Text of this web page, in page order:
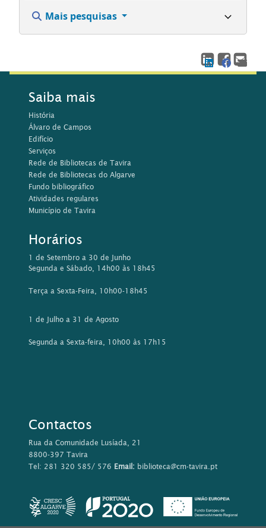
Mais pesquisas
Saiba mais
História
Álvaro de Campos
Edifício
Serviços
Rede de Bibliotecas de Tavira
Rede de Bibliotecas do Algarve
Fundo bibliográfico
Atividades regulares
Município de Tavira
Horários
1 de Setembro a 30 de Junho
Segunda e Sábado, 14h00 às 18h45
Terça a Sexta-Feira, 10h00-18h45
1 de Julho a 31 de Agosto
Segunda a Sexta-feira, 10h00 às 17h15
Contactos
Rua da Comunidade Lusíada, 21
8800-397 Tavira
Tel: 281 320 585/ 576 Email: biblioteca@cm-tavira.pt